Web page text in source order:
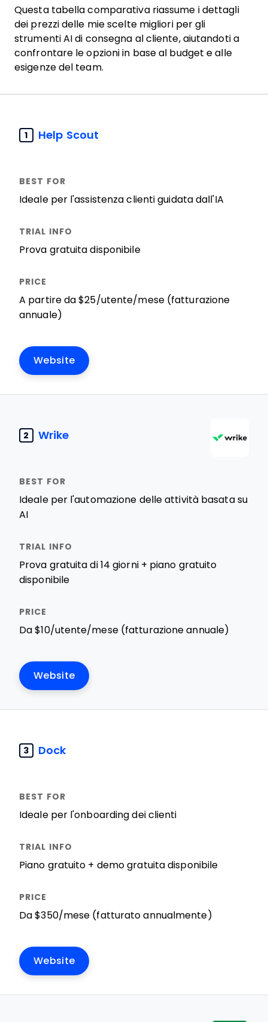
Questa tabella comparativa riassume i dettagli
dei prezzi delle mie scelte migliori per gli
strumenti AI di consegna al cliente, aiutandoti a
confrontare le opzioni in base al budget e alle
esigenze del team.
1 Help Scout
Ideale per l'assistenza clienti guidata dall'IA
Prova gratuita disponibile
A partire da $25/utente/mese (fatturazione
annuale)
Website
2 Wrike
Ideale per l'automazione delle attività basata su
AI
Prova gratuita di 14 giorni + piano gratuito
disponibile
Da $10/utente/mese (fatturazione annuale)
Website
3 Dock
Ideale per l'onboarding dei clienti
Piano gratuito + demo gratuita disponibile
Da $350/mese (fatturato annualmente)
Website